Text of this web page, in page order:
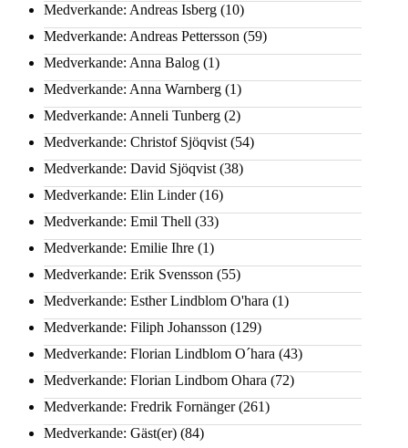
Medverkande: Andreas Isberg (10)
Medverkande: Andreas Pettersson (59)
Medverkande: Anna Balog (1)
Medverkande: Anna Warnberg (1)
Medverkande: Anneli Tunberg (2)
Medverkande: Christof Sjöqvist (54)
Medverkande: David Sjöqvist (38)
Medverkande: Elin Linder(16)
Medverkande: Emil Thell (33)
Medverkande: Emilie Ihre (1)
Medverkande: Erik Svensson (55)
Medverkande: Esther Lindblom O'hara (1)
Medverkande: Filiph Johansson (129)
Medverkande: Florian Lindblom O´hara (43)
Medverkande: Florian Lindbom Ohara (72)
Medverkande: Fredrik Fornänger(261)
Medverkande: Gäst(er) (84)